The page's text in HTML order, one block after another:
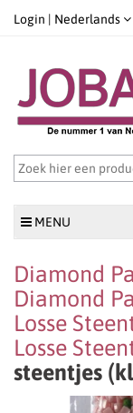
Login | Nederlands
MENU
Diamond
Diamond
Losse
Losse
steentjes